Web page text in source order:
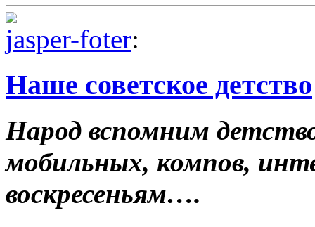
jasper-foter:
Наше советское детство
Народ вспомним
мобильных, компов,
воскресеньям….